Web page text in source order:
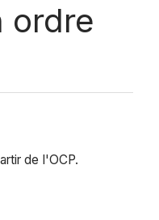
ordre
de l'OCP.